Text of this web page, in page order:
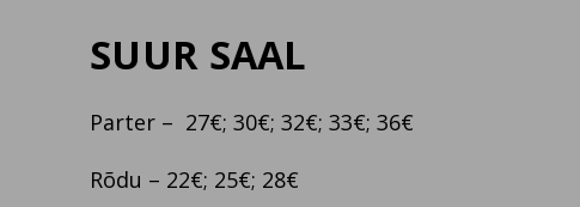
SUUR SAAL
Parter – 27€; 30€; 32€; 33€; 36€
Rõdu – 22€; 25€; 28€